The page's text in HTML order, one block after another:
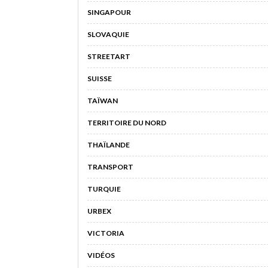
SINGAPOUR
SLOVAQUIE
STREETART
SUISSE
TAÏWAN
TERRITOIRE DU NORD
THAÏLANDE
TRANSPORT
TURQUIE
URBEX
VICTORIA
VIDÉOS